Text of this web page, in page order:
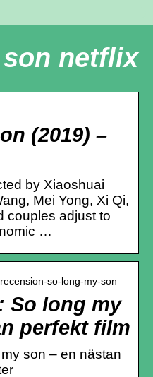
netflix
(2019) –
by Xiaoshuai
Mei Yong, Xi Qi,
couples adjust to
…
so-long-my-son
So long my
perfekt film
son – en nästan